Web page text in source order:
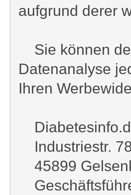
aufgrund derer
Sie können
Datenanalyse
Ihren
Industriestr.
45899